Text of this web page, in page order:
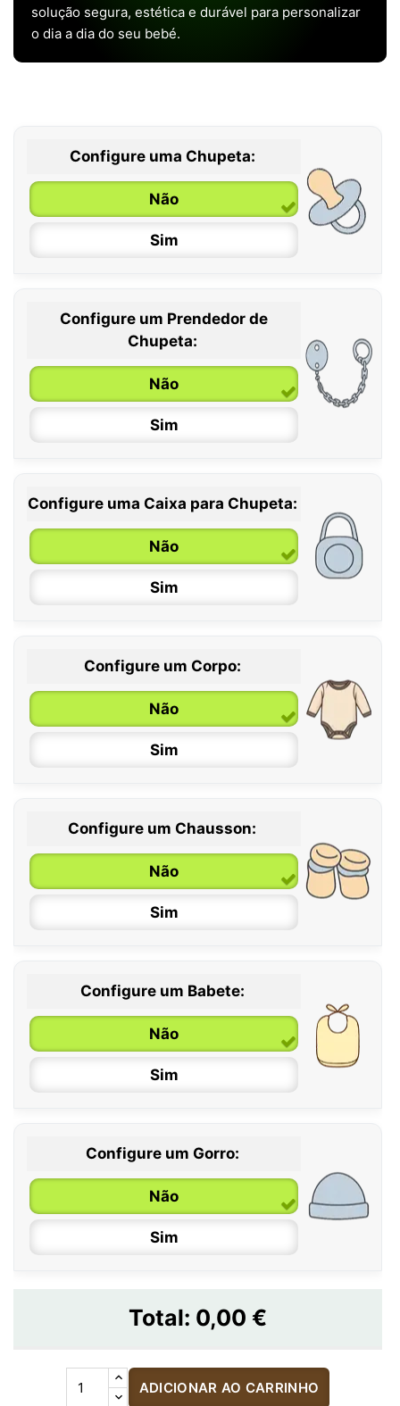
solução segura, estética e durável para personalizar
o dia a dia do seu bebé.
Configure uma Chupeta:
Não
Sim
0 / 6 meses
6 / 36 meses
Configure um Prendedor de
Chupeta:
Não
Sim
Configure uma Caixa para Chupeta:
Não
Sim
Configure um Corpo:
Não
Sim
0 / 6 meses
6 / 12 meses
12 / 18 meses
Configure um Chausson:
Não
Sim
Configure um Babete:
Não
Sim
Configure um Gorro:
Não
Sim
Total: 0,00 €
ADICIONAR AO CARRINHO